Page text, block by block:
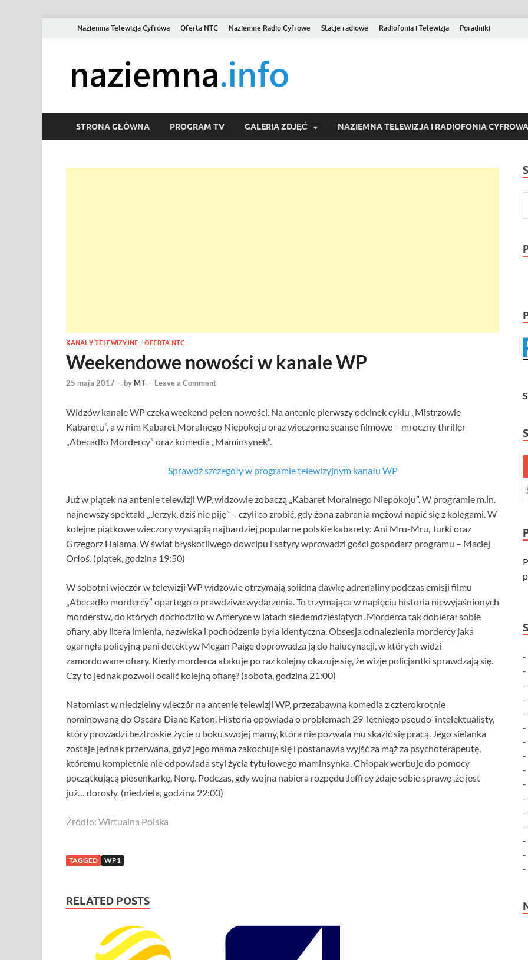
Naziemna Telewizja Cyfrowa Oferta NTC Naziemne Radio Cyfrowe Stacje radiowe Radiofonia i Telewizja Poradniki
Wideo online, VOD
STRONA GŁÓWNA PROGRAM TV GALERIA ZDJĘĆ NAZIEMNA TELEWIZJA I RADIOFONIA CYFROWA
KANAŁY TELEWIZYJNE / OFERTA NTC
Weekendowe nowości w kanale WP
25 maja 2017 - by MT - Leave a Comment
Widzów kanale WP czeka weekend pełen nowości. Na antenie pierwszy odcinek cyklu „Mistrzowie
Kabaretu”, a w nim Kabaret Moralnego Niepokoju oraz wieczorne seanse filmowe – mroczny thriller
„Abecadło Mordercy” oraz komedia „Maminsynek”.
Sprawdź szczegóły w programie telewizyjnym kanału WP
Już w piątek na antenie telewizji WP, widzowie zobaczą „Kabaret Moralnego Niepokoju”. W programie m.in.
najnowszy spektakl „Jerzyk, dziś nie piję” – czyli co zrobić, gdy żona zabrania mężowi napić się z kolegami. W
kolejne piątkowe wieczory wystąpią najbardziej popularne polskie kabarety: Ani Mru-Mru, Jurki oraz
Grzegorz Halama. W świat błyskotliwego dowcipu i satyry wprowadzi gości gospodarz programu – Maciej
Orłoś. (piątek, godzina 19:50)
W sobotni wieczór w telewizji WP widzowie otrzymają solidną dawkę adrenaliny podczas emisji filmu
„Abecadło mordercy” opartego o prawdziwe wydarzenia. To trzymająca w napięciu historia niewyjaśnionych
morderstw, do których dochodziło w Ameryce w latach siedemdziesiątych. Morderca tak dobierał sobie
ofiary, aby litera imienia, nazwiska i pochodzenia była identyczna. Obsesja odnalezienia mordercy jaka
ogarnęła policyjną pani detektyw Megan Paige doprowadza ją do halucynacji, w których widzi
zamordowane ofiary. Kiedy morderca atakuje po raz kolejny okazuje się, że wizje policjantki sprawdzają się.
Czy to jednak pozwoli ocalić kolejną ofiarę? (sobota, godzina 21:00)
Natomiast w niedzielny wieczór na antenie telewizji WP, przezabawna komedia z czterokrotnie
nominowaną do Oscara Diane Katon. Historia opowiada o problemach 29-letniego pseudo-intelektualisty,
który prowadzi beztroskie życie u boku swojej mamy, która nie pozwala mu skazić się pracą. Jego sielanka
zostaje jednak przerwana, gdyż jego mama zakochuje się i postanawia wyjść za mąż za psychoterapeutę,
któremu kompletnie nie odpowiada styl życia tytułowego maminsynka. Chłopak werbuje do pomocy
początkującą piosenkarkę, Norę. Podczas, gdy wojna nabiera rozpędu Jeffrey zdaje sobie sprawę ,że jest
już… dorosły. (niedziela, godzina 22:00)
Źródło: Wirtualna Polska
TAGGED WP1
RELATED POSTS
-
-
-
-
-
-
-
-
-
-
-
-
-
-
-
-